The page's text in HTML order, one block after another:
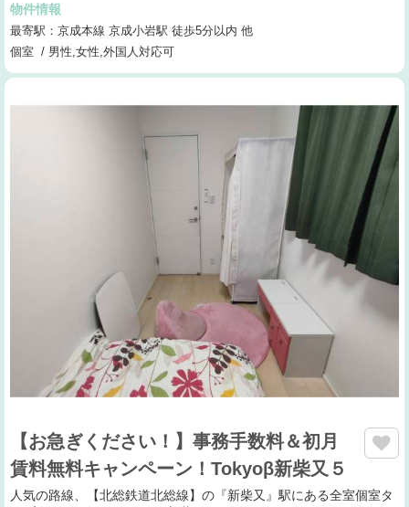
物件情報
最寄駅：京成本線 京成小岩駅 徒歩5分以内 他
個室 / 男性,女性,外国人対応可
【お急ぎください！】事務手数料＆初月
賃料無料キャンペーン！Tokyoβ新柴又５
人気の路線、【北総鉄道北総線】の『新柴又』駅にある全室個室タ